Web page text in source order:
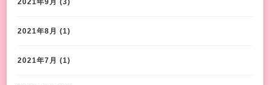
2021年9月 (3)
2021年8月 (1)
2021年7月 (1)